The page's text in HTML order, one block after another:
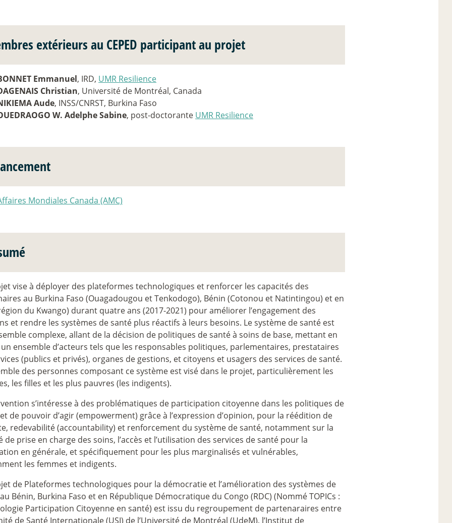
extérieurs au CEPED participant au projet
Emmanuel, IRD, UMR Resilience
Christian, Université de Montréal, Canada
Aude, INSS/CNRST, Burkina Faso
W. Adelphe Sabine, post-doctorante UMR Resilience
Mondiales Canada (AMC)
vise à déployer des plateformes technologiques et renforcer les capacités des
au Burkina Faso (Ouagadougou et Tenkodogo), Bénin (Cotonou et Natintingou) et en
du Kwango) durant quatre ans (2017-2021) pour améliorer l’engagement des
et rendre les systèmes de santé plus réactifs à leurs besoins. Le système de santé est
complexe, allant de la décision de politiques de santé à soins de base, mettant en
ensemble d’acteurs tels que les responsables politiques, parlementaires, prestataires
(publics et privés), organes de gestions, et citoyens et usagers des services de santé.
des personnes composant ce système est visé dans le projet, particulièrement les
les filles et les plus pauvres (les indigents).
s’intéresse à des problématiques de participation citoyenne dans les politiques de
de pouvoir d’agir (empowerment) grâce à l’expression d’opinion, pour la réédition de
redevabilité (accountability) et renforcement du système de santé, notamment sur la
de prise en charge des soins, l’accès et l’utilisation des services de santé pour la
en générale, et spécifiquement pour les plus marginalisés et vulnérables,
les femmes et indigents.
de Plateformes technologiques pour la démocratie et l’amélioration des systèmes de
Bénin, Burkina Faso et en République Démocratique du Congo (RDC) (Nommé TOPICs :
Participation Citoyenne en santé) est issu du regroupement de partenaraires entre
de Santé Internationale (USI) de l’Université de Montréal (UdeM), l’Institut de